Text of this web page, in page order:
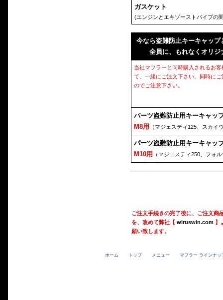
ガスケット
(エンジンとエキゾーストパイプの
今なら盗難防止キーキャッ
全員に、もれなくオリ
当社マフラーと同時購入されるお
て、一緒にご注文下さい。同時に
のでご注意下さい。
パーツ盗難防止用キーキャッ
M8用
（マジェスティ125、スカイ
パーツ盗難防止用キーキャッ
M10用
（マジェスティ250、フォ
ご注文手続きの完了後に、ご注文商
を、改めて弊社【 wiruswin.com】
願い致します。
ホーム トップ メニュー マフラー ラインナッ